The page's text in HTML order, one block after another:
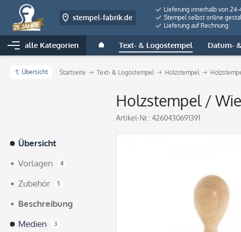
stempel-fabrik.de
Lieferung innerhalb von 24-
Stempel selbst online
Lieferung auf Rechnung
alle Kategorien Text- & Logostempel Datum-
Übersicht Startseite Text- & Logostempel Holzstempel
Holzstempel /
Artikel-Nr.: 4260430691391
Übersicht
Vorlagen
4
Zubehör 5
Beschreibung
Medien
3